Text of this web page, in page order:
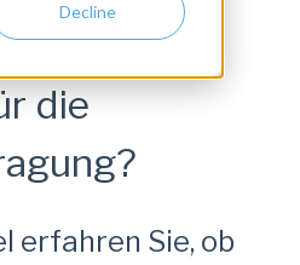
Decline
zu
die
erfahren Sie, ob